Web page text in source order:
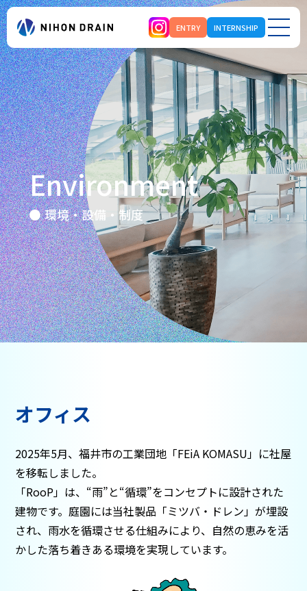
ENTRY INTERNSHIP
Environment
環境・設備・制度
オフィス
2025年5月、福井市の工業団地「FEiA KOMASU」に社屋
を移転しました。
「RooP」は、“雨”と“循環”をコンセプトに設計された
建物です。庭園には当社製品「ミツバ・ドレン」が埋設
され、 雨水を循環させる仕組みにより、自然の恵みを活
かした落ち着きある環境を実現しています。